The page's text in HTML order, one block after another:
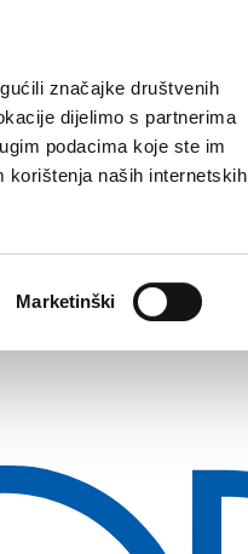
značajke društvenih
dijelimo s partnerima
podacima koje ste im
korištenja naših internetskih
Marketinški